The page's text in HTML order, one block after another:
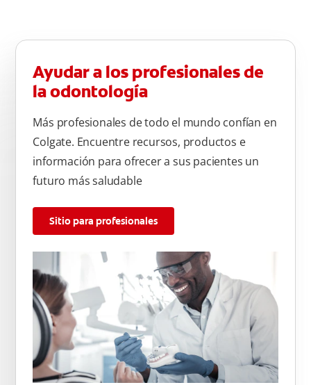
Ayudar a los profesionales de
la odontología
Más profesionales de todo el mundo confían en
Colgate. Encuentre recursos, productos e
información para ofrecer a sus pacientes un
futuro más saludable
Sitio para profesionales